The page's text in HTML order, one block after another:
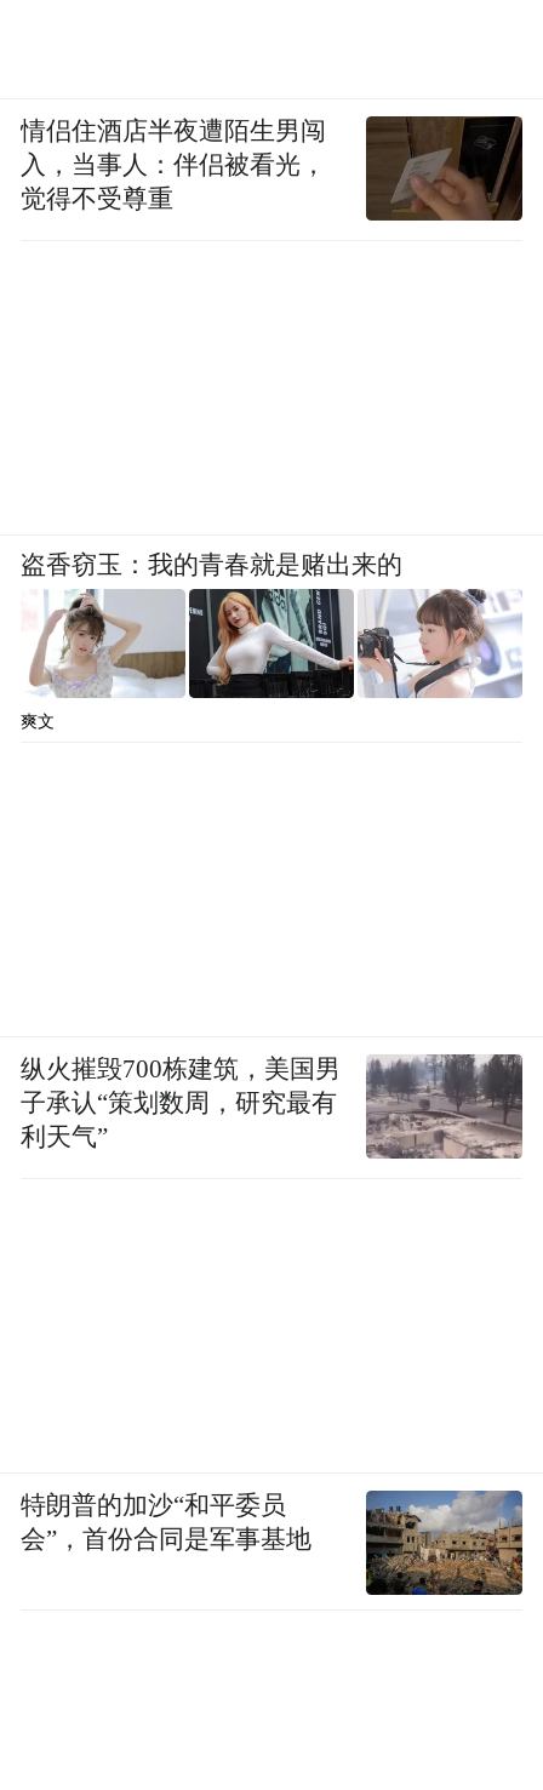
情侣住酒店半夜遭陌生男闯
入，当事人：伴侣被看光，
觉得不受尊重
盗香窃玉：我的青春就是赌出来的
爽文
纵火摧毁700栋建筑，美国男
子承认“策划数周，研究最有
利天气”
特朗普的加沙“和平委员
会”，首份合同是军事基地